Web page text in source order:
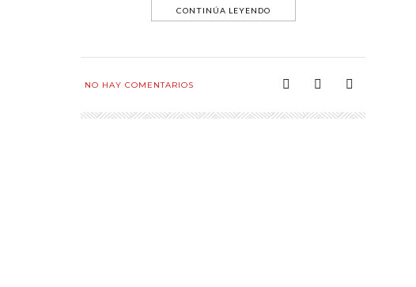
CONTINÚA LEYENDO
NO HAY COMENTARIOS